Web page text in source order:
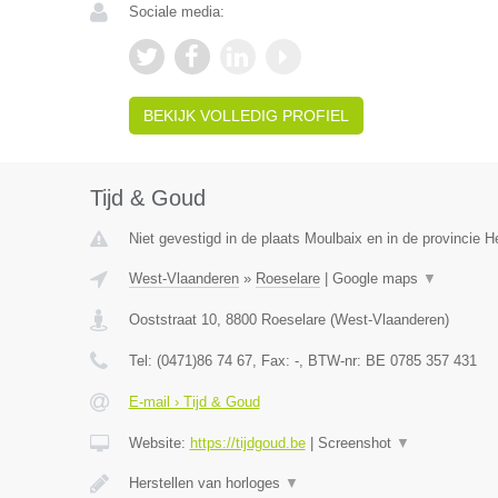
Sociale media:
BEKIJK VOLLEDIG PROFIEL
Tijd & Goud
Niet gevestigd in de plaats Moulbaix en in de provincie
West-Vlaanderen» Roeselare| Google maps ▼
Ooststraat 10, 8800 Roeselare(West-Vlaanderen)
Tel: (0471)86 74 67, Fax: -, BTW-nr: BE 0785 357 431
E-mail › Tijd & Goud
Website: https://tijdgoud.be| Screenshot ▼
Herstellen van horloges ▼